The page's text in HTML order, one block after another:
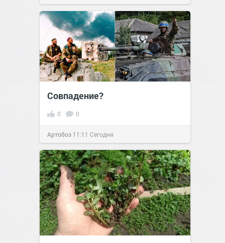
Совпадение?
0 0
Артобоз 11:11 Сегодня